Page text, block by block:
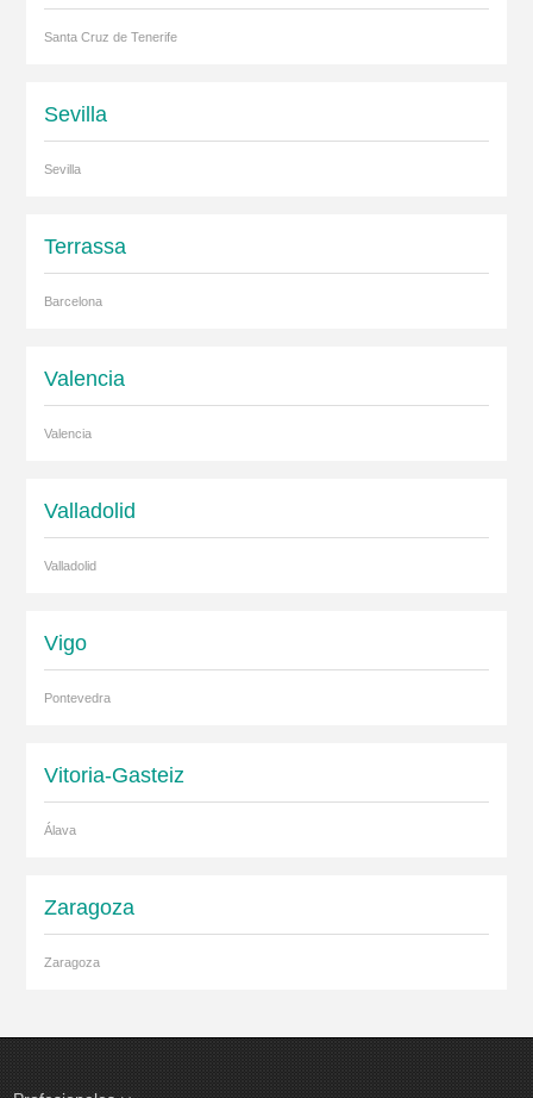
Santa Cruz de Tenerife
Sevilla
Sevilla
Terrassa
Barcelona
Valencia
Valencia
Valladolid
Valladolid
Vigo
Pontevedra
Vitoria-Gasteiz
Álava
Zaragoza
Zaragoza